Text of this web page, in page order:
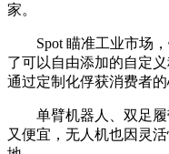
家。
Spot 瞄准工业市场，
了可以自由添加的自定
通过定制化俘获消费者的
单臂机器人、双足履
又便宜，无人机也因灵